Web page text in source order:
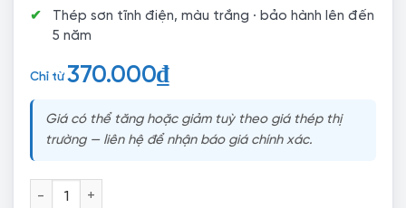
Thép sơn tĩnh điện, màu trắng · bảo hành lên đến
5 năm
Chỉ từ370.000₫
Giá có thể tăng hoặc giảm tuỳ theo giá thép thị
trường — liên hệ để nhận báo giá chính xác.
Kệ Siêu Thị Đơn 90x180cm số lượng